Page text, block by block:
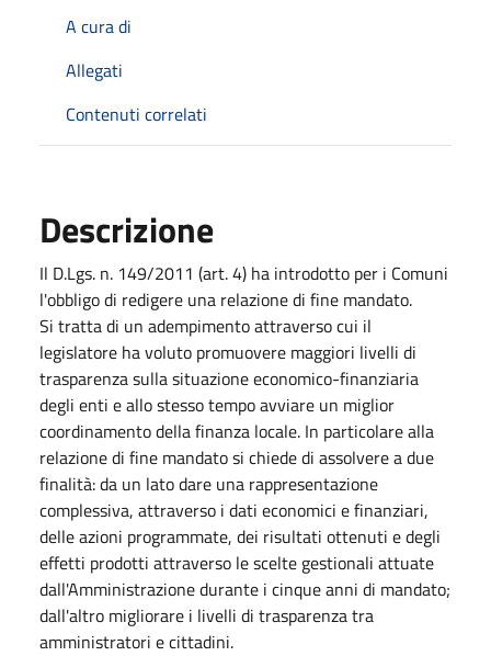
A cura di
Allegati
Contenuti correlati
Descrizione
Il D.Lgs. n. 149/2011 (art. 4) ha introdotto per i Comuni
l'obbligo di redigere una relazione di fine mandato.
Si tratta di un adempimento attraverso cui il
legislatore ha voluto promuovere maggiori livelli di
trasparenza sulla situazione economico-finanziaria
degli enti e allo stesso tempo avviare un miglior
coordinamento della finanza locale. In particolare alla
relazione di fine mandato si chiede di assolvere a due
finalità: da un lato dare una rappresentazione
complessiva, attraverso i dati economici e finanziari,
delle azioni programmate, dei risultati ottenuti e degli
effetti prodotti attraverso le scelte gestionali attuate
dall'Amministrazione durante i cinque anni di mandato;
dall'altro migliorare i livelli di trasparenza tra
amministratori e cittadini.